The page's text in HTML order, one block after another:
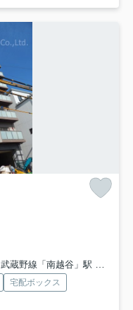
武蔵野線「南越谷」駅 徒歩5分
宅配ボックス